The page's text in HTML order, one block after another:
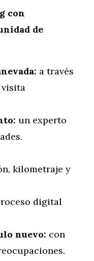
con
de
a través
visita
un experto
kilometraje y
digital
nuevo: con